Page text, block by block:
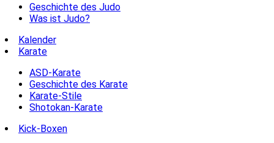
Geschichte des Judo
Was ist Judo?
Kalender
Karate
ASD-Karate
Geschichte des Karate
Karate-Stile
Shotokan-Karate
Kick-Boxen